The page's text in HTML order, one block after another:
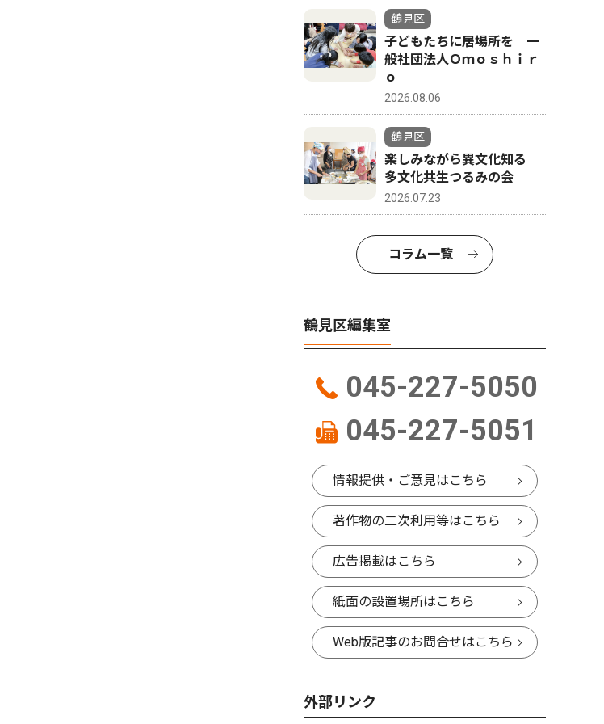
鶴見区
子どもたちに居場所を 一
般社団法人Ｏｍｏｓｈｉｒ
ｏ
2026.08.06
鶴見区
楽しみながら異文化知る
多文化共生つるみの会
2026.07.23
コラム一覧
鶴見区編集室
045-227-5050
045-227-5051
情報提供・ご意見はこちら
著作物の二次利用等はこちら
広告掲載はこちら
紙面の設置場所はこちら
Web版記事のお問合せはこちら
外部リンク